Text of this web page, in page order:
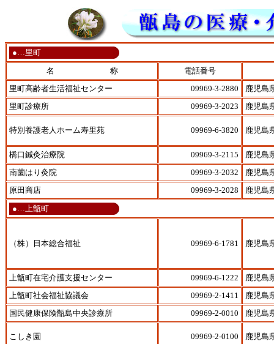
●…里町
名 称
電話番号
里町高齢者生活福祉センター
09969-3-2880
鹿児島
里町診療所
09969-3-2023 鹿児島
特別養護老人ホーム寿里苑 09969-6-3820 鹿児島
橋口鍼灸治療院 09969-3-2115
鹿児島
南薗はり灸院
09969-3-2032
鹿児島
原田商店
09969-3-2028
鹿児島
●…上甑町
（株）日本総合福祉 09969-6-1781 鹿児島
上甑町在宅介護支援センター 09969-6-1222
鹿児島
上甑町社会福祉協議会
09969-2-1411
鹿児島
国民健康保険甑島中央診療所
09969-2-0010 鹿児島
こしき園 09969-2-0100 鹿児島